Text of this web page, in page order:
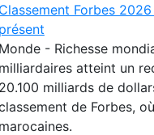
Classement Forbes
présent
Monde - Richesse
milliardaires atteint un
20.100 milliards de
de Forbes,
marocaines.